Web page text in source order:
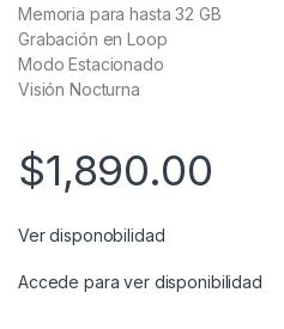
Memoria para hasta 32 GB
Grabación en Loop
Modo Estacionado
Visión Nocturna
$1,890.00
Ver disponobilidad
Accede para ver disponibilidad